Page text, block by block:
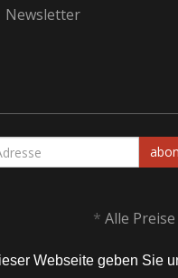
Webseite geben Sie
Newsletter
* Alle